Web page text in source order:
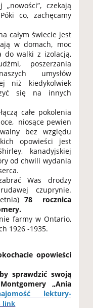
czekają
co, zachęcamy
całym świecie jest
w domach, moc
do walki z izolacją,
poszerzania
umysłów
niż kiedykolwiek
się na innych
całe pokolenia
niosące pewien
bez względu
opowieści jest
kanadyjskiej
od chwili wydania
Was drodzy
czuprynie.
78 rocznica
farmy w Ontario,
1926 -1935.
opowieści
sprawdzić swoją
„Ania
lektury-
link